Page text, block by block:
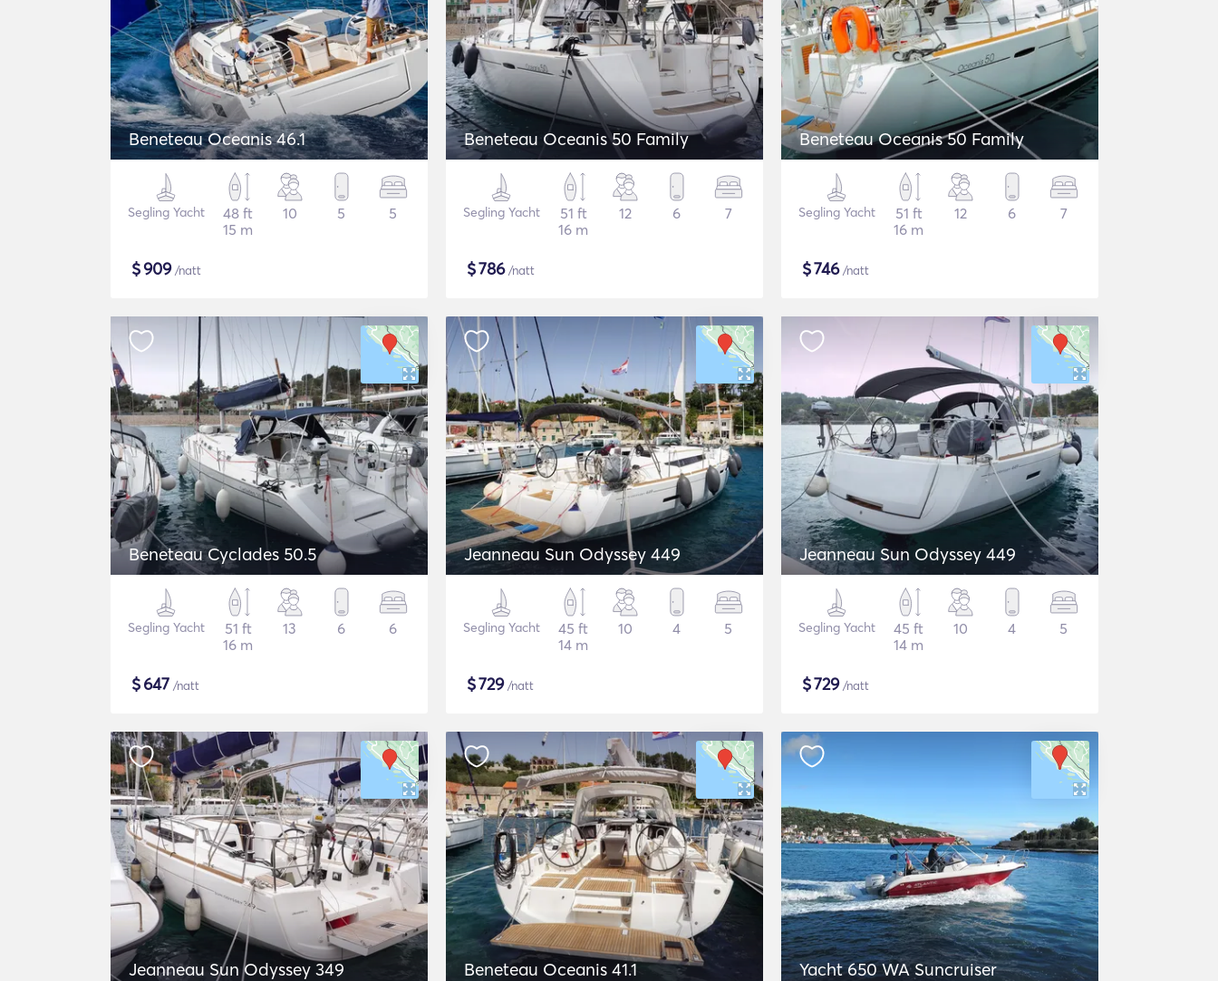
Beneteau Oceanis 46.1
Segling Yacht
48 ft
15 m
10 5 5
$909/natt
Beneteau Oceanis 50 Family
Segling Yacht
51 ft
16 m
12 6 7
$786/natt
Beneteau Oceanis 50 Family
Segling Yacht
51 ft
16 m
12 6 7
$746/natt
Beneteau Cyclades 50.5
Segling Yacht
51 ft
16 m
13 6 6
$647 /natt
Jeanneau Sun Odyssey 449
Segling Yacht
45 ft
14 m
10 4 5
$729/natt
Jeanneau Sun Odyssey 449
Segling Yacht
45 ft
14 m
10 4 5
$729/natt
Jeanneau Sun Odyssey 349 Beneteau Oceanis 41.1 Yacht 650 WA Suncruiser